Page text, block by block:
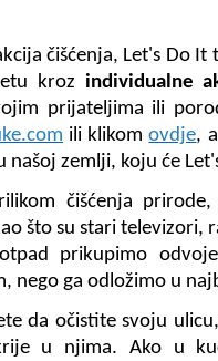
čišćenja, Let's Do
kroz individualne
prijateljima ili
ili klikomovdje,
našoj zemlji, koju će
čišćenja
što su stari televizori,
prikupimo
nego ga odložimo u
da očistite svoju
u njima. Ako u